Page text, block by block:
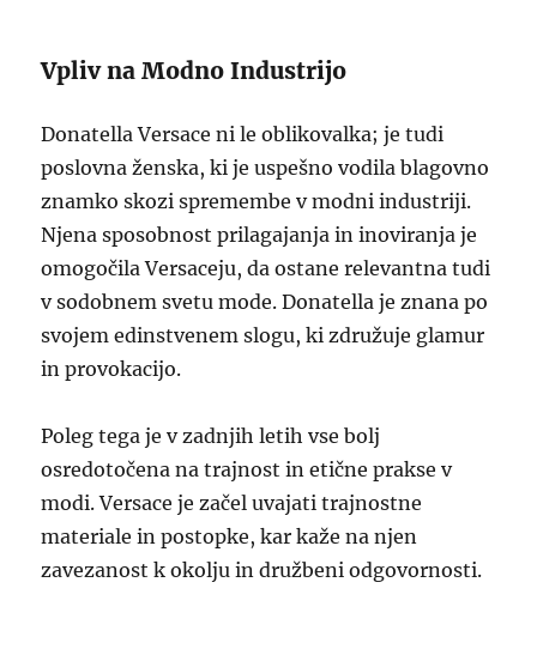
Vpliv na Modno Industrijo
Donatella Versace ni le oblikovalka; je tudi
poslovna ženska, ki je uspešno vodila blagovno
znamko skozi spremembe v modni industriji.
Njena sposobnost prilagajanja in inoviranja je
omogočila Versaceju, da ostane relevantna tudi
v sodobnem svetu mode. Donatella je znana po
svojem edinstvenem slogu, ki združuje glamur
in provokacijo.
Poleg tega je v zadnjih letih vse bolj
osredotočena na trajnost in etične prakse v
modi. Versace je začel uvajati trajnostne
materiale in postopke, kar kaže na njen
zavezanost k okolju in družbeni odgovornosti.